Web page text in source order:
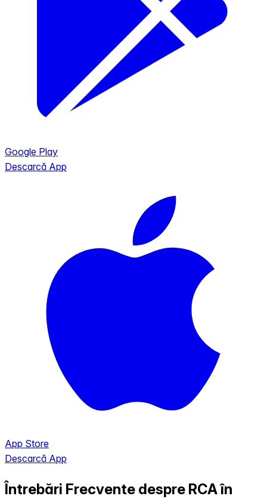
Google Play
Descarcă App
App Store
Descarcă App
Întrebări Frecvente despre RCA în